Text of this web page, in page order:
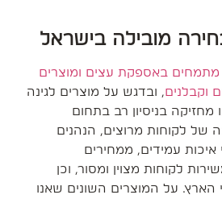
מובילה בישראל
מתמחים באספקת עצים ומוצרים
וקבלנים, ובדגש על מוצרים לגינה
מחזיקה בניסיון רב בתחום
של לקוחות מרוצים, הנהנים
איכות עמידים, ממחירים
לקוחות מצוין ומסור, וכן
על המוצרים השונים שאנו